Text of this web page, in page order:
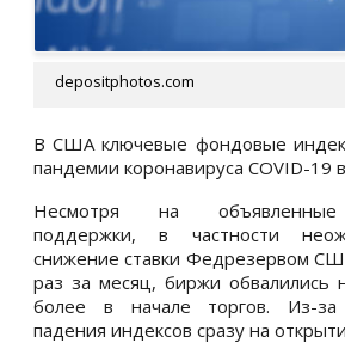
depositphotos.com
В США ключевые фондовые
пандемии коронавируса COVID-19
Несмотря на
поддержки, в частности
снижение ставки Федрезервом
раз за месяц, биржи обвалились
более в начале торгов. Из-за
падения индексов сразу на